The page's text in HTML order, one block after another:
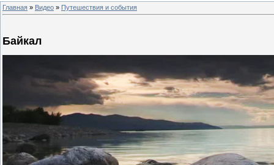
Главная » Видео » Путешествия и события
Байкал